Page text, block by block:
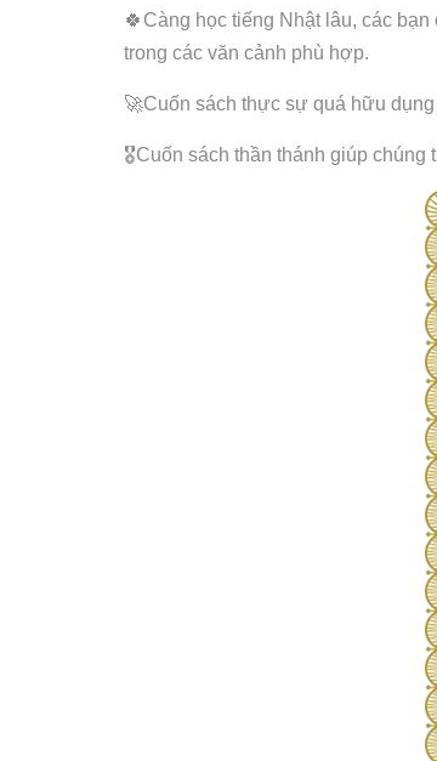
🍀Càng học tiếng Nhật lâu, các
trong các văn cảnh phù hợp.
🚀Cuốn sách thực sự quá hữu
🎖Cuốn sách thần thánh giúp